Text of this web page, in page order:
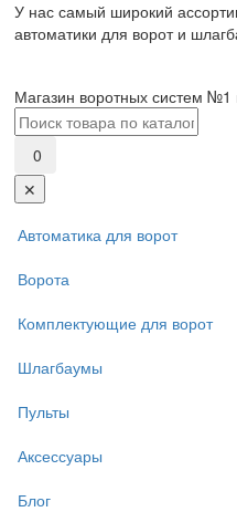
У нас самый широкий
автоматики для ворот и
Магазин воротных систем №1
0
✕
Автоматика для ворот
Ворота
Комплектующие для ворот
Шлагбаумы
Пульты
Аксессуары
Блог